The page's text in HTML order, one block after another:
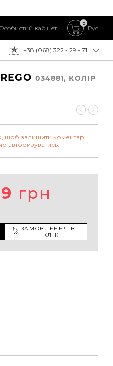
Особистий кабінет
0
Рус
+38 (068) 322 - 29 - 71
034881, КОЛIР
щоб залишити коментар,
авторизуватись.
грн
ЗАМОВЛЕННЯ В 1
КЛІК